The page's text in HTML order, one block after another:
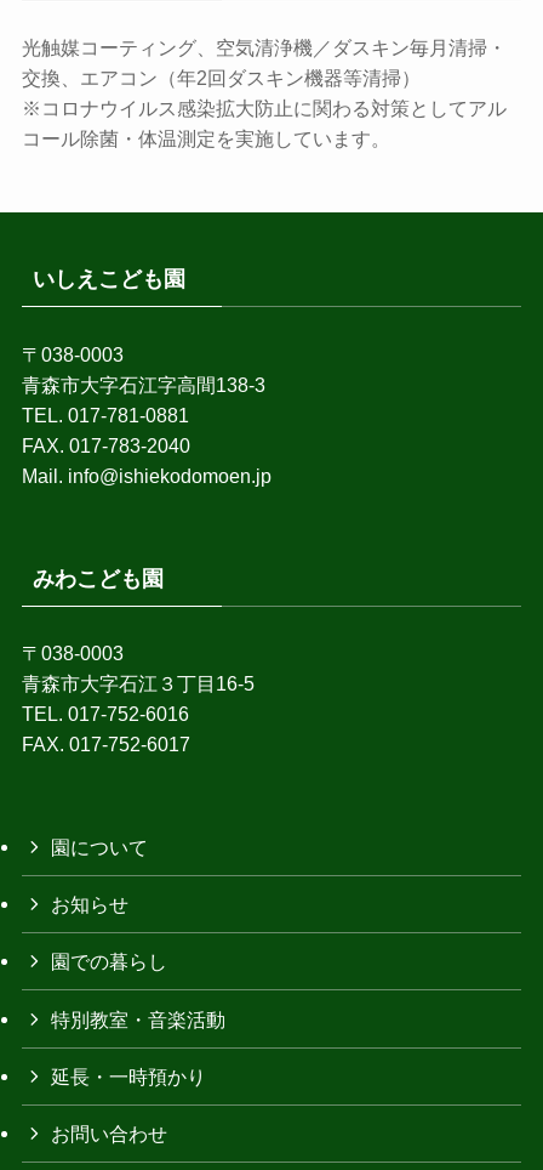
光触媒コーティング、空気清浄機／ダスキン毎月清掃・
交換、エアコン（年2回ダスキン機器等清掃）
※コロナウイルス感染拡大防止に関わる対策としてアル
コール除菌・体温測定を実施しています。
いしえこども園
〒038-0003
青森市大字石江字高間138-3
TEL. 017-781-0881
FAX. 017-783-2040
Mail. info@ishiekodomoen.jp
みわこども園
〒038-0003
青森市大字石江３丁目16-5
TEL. 017-752-6016
FAX. 017-752-6017
園について
お知らせ
園での暮らし
特別教室・音楽活動
延長・一時預かり
お問い合わせ